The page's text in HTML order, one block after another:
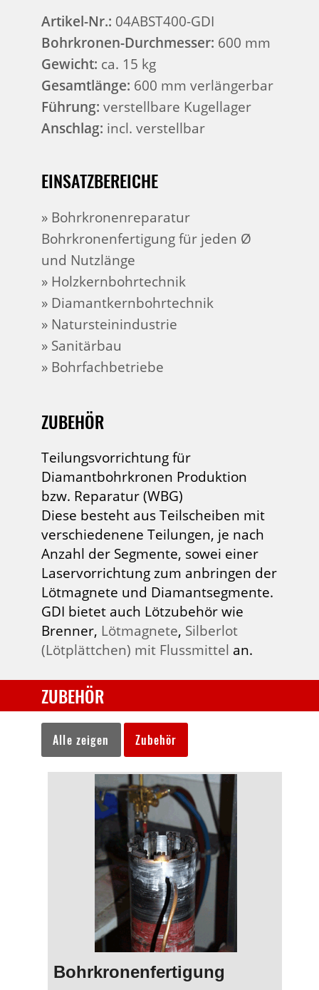
Artikel-Nr.: 04ABST400-GDI
Bohrkronen-Durchmesser: 600 mm
Gewicht: ca. 15 kg
Gesamtlänge: 600 mm verlängerbar
Führung: verstellbare Kugellager
Anschlag: incl. verstellbar
EINSATZBEREICHE
» Bohrkronenreparatur
Bohrkronenfertigung für jeden Ø
und Nutzlänge
» Holzkernbohrtechnik
» Diamantkernbohrtechnik
» Natursteinindustrie
» Sanitärbau
» Bohrfachbetriebe
ZUBEHÖR
Teilungsvorrichtung für
Diamantbohrkronen Produktion
bzw. Reparatur (WBG)
Diese besteht aus Teilscheiben mit
verschiedenene Teilungen, je nach
Anzahl der Segmente, sowei einer
Laservorrichtung zum anbringen der
Lötmagnete und Diamantsegmente.
GDI bietet auch Lötzubehör wie
Brenner, Lötmagnete, Silberlot
(Lötplättchen) mit Flussmittel an.
ZUBEHÖR
Alle zeigen Zubehör
Bohrkronenfertigung